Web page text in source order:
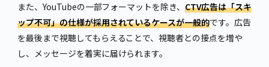
また、YouTubeの一部フォーマットを除き、CTV広告は「スキ
ップ不可」の仕様が採用されているケースが一般的です。広告
を最後まで視聴してもらえることで、視聴者との接点を増や
し、メッセージを着実に届けられます。